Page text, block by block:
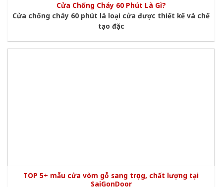
Cửa Chống Cháy 60 Phút Là Gì?
Cửa chống cháy 60 phút là loại cửa được thiết kế và chế
tạo đặc
TOP 5+ mẫu cửa vòm gỗ sang trọng, chất lượng tại
SaiGonDoor